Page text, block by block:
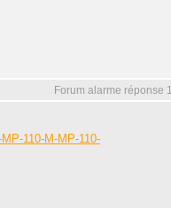
Forum alarme réponse 1
110-M-MP-110-